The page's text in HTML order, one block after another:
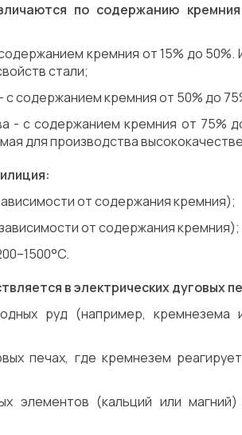
обработка Испытания/
по содержанию
кремния от 15% до 50%.
стали;
содержанием кремния от 50% до
- с содержанием кремния от 75%
для производства
от содержания кремния);
от содержания кремния);
в электрических дуговых
руд (например, кремнезема
печах, где кремнезем
элементов (кальций или